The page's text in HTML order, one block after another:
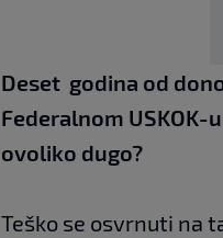
Deset godina od
Federalnom USKOK-
ovoliko dugo?
Teško se osvrnuti na